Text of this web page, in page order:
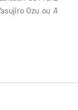
Ozu ouA